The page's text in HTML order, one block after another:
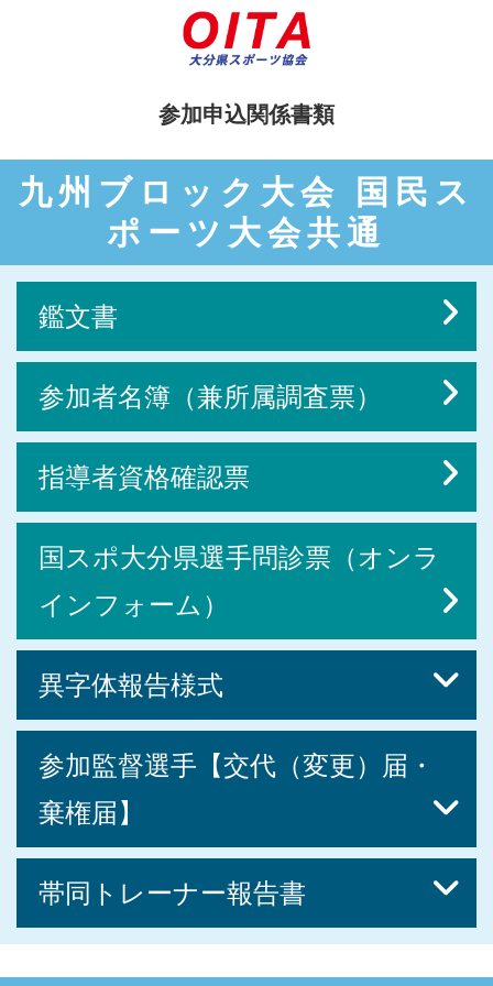
参加申込関係書類
九州ブロック大会 国民ス
ポーツ大会共通
鑑文書
参加者名簿（兼所属調査票）
指導者資格確認票
国スポ大分県選手問診票（オンラ
インフォーム）
異字体報告様式
参加監督選手【交代（変更）届・
棄権届】
帯同トレーナー報告書